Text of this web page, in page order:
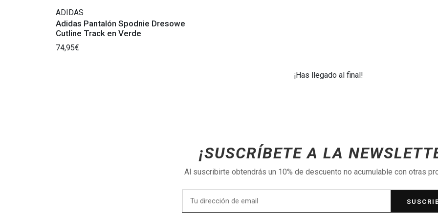
ADIDAS
Adidas Pantalón Spodnie Dresowe
Cutline Track en Verde
74,95€
¡Has llegado al final!
¡SUSCRÍBETE A LA
Al suscribirte obtendrás un 10% de descuento no acumulable con otras